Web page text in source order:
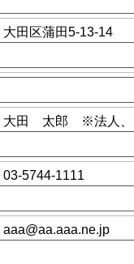
大田区蒲田5-13-14
大田 太郎 ※法人、団
03-5744-1111
aaa@aa.aaa.ne.jp